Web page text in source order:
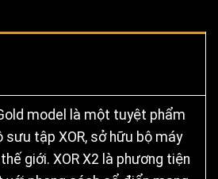
model là một tuyệt phẩm
sưu tập XOR, sở hữu bộ máy
giới. XOR X2 là phương tiện